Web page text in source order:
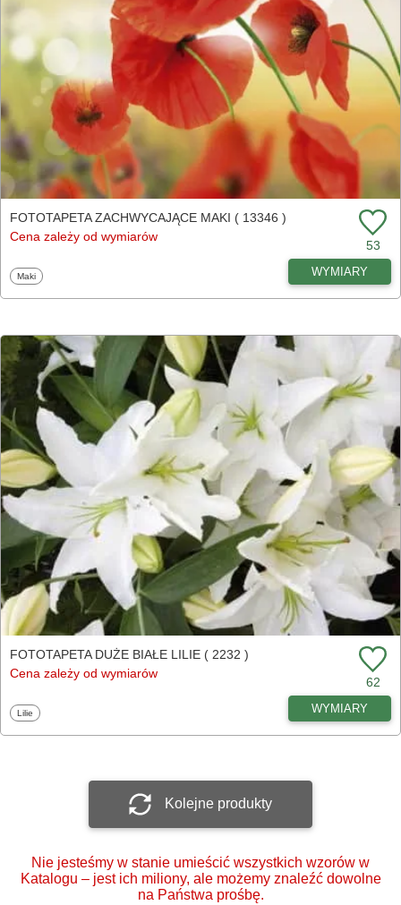
FOTOTAPETA ZACHWYCAJĄCE MAKI ( 13346 )
Cena zależy od wymiarów
53
Fototapety
Maki WYMIARY
FOTOTAPETA DUŻE BIAŁE LILIE ( 2232 )
Cena zależy od wymiarów
62
Fototapety
Lilie WYMIARY
Kolejne produkty
Nie jesteśmy w stanie umieścić wszystkich wzorów w
Katalogu – jest ich miliony, ale możemy znaleźć dowolne
na Państwa prośbę.